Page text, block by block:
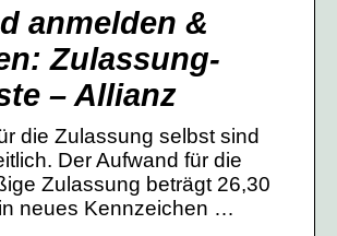
anmelden &
Zulassung-
– Allianz
die Zulassung selbst sind
Der Aufwand für die
Zulassung beträgt 26,30
neues Kennzeichen …